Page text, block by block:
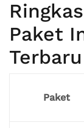
Paket
Terbaru
Paket